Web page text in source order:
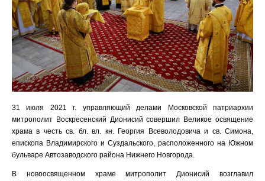
31 июля 2021 г. управляющий делами Московской патриархии
митрополит Воскресенский Дионисий совершил Великое освящение
храма в честь св. бл. вл. кн. Георгия Всеволодовича и св. Симона,
епископа Владимирского и Суздальского, расположенного на Южном
бульваре Автозаводского района Нижнего Новгорода.
В новоосвященном храме митрополит Дионисий возглавил